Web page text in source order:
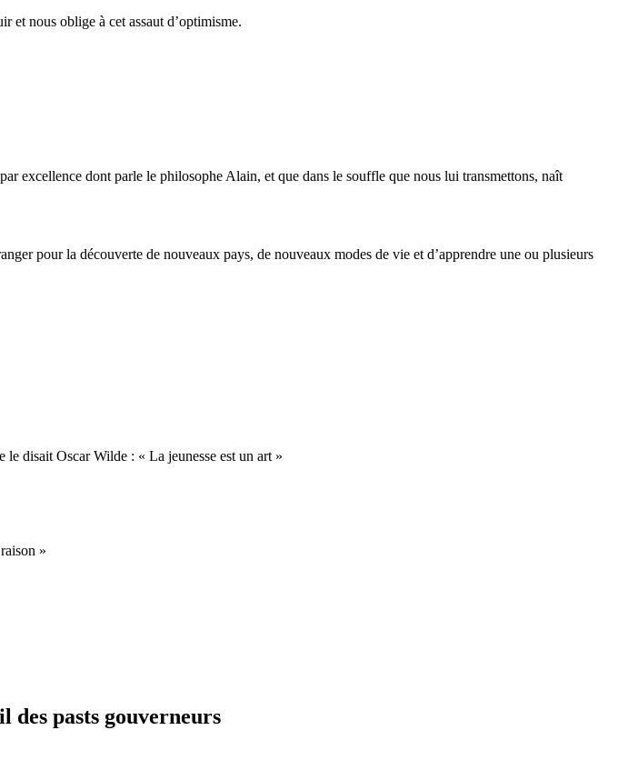
et nous oblige à cet assaut d’optimisme.
excellence dont parle le philosophe Alain, et que dans le souffle que nous lui transmettons, naît
pour la découverte de nouveaux pays, de nouveaux modes de vie et d’apprendre une ou plusieurs
le disait Oscar Wilde : « La jeunesse est un art »
»
des pasts gouverneurs